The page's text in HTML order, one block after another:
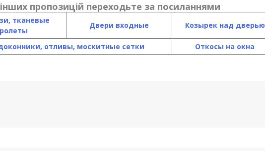
пропозицій переходьте за посиланнями
тканевые
ролеты
Двери входные Козырек над дверью
отливы, москитные сетки Откосы на окна